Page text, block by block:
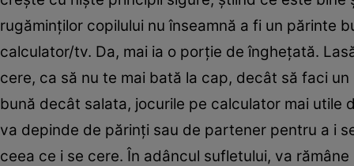
rugăminţilor copilului nu înseamnă a fi un părinte
calculator/tv. Da, mai ia o porţie de îngheţată.
cere, ca să nu te mai bată la cap, decât să faci
bună decât salata, jocurile pe calculator mai
va depinde de părinţi sau de partener pentru a i
ceea ce i se cere. În adâncul sufletului, va